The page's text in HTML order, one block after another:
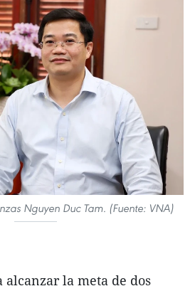
Nguyen Duc Tam. (Fuente: VNA)
la meta de dos